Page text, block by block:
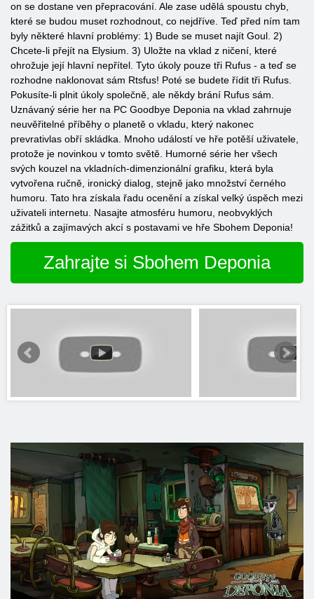
on se dostane ven přepracování. Ale zase udělá spoustu chyb,
které se budou muset rozhodnout, co nejdříve. Teď před ním tam
byly některé hlavní problémy: 1) Bude se muset najít Goul. 2)
Chcete-li přejít na Elysium. 3) Uložte na vklad z ničení, které
ohrožuje její hlavní nepřítel. Tyto úkoly pouze tři Rufus - a teď se
rozhodne naklonovat sám Rtsfus! Poté se budete řídit tři Rufus.
Pokusíte-li plnit úkoly společně, ale někdy brání Rufus sám.
Uznávaný série her na PC Goodbye Deponia na vklad zahrnuje
neuvěřitelné příběhy o planetě o vkladu, který nakonec
prevrativlas obří skládka. Mnoho událostí ve hře potěší uživatele,
protože je novinkou v tomto světě. Humorné série her všech
svých kouzel na vkladních-dimenzionální grafiku, která byla
vytvořena ručně, ironický dialog, stejně jako množství černého
humoru. Tato hra získala řadu ocenění a získal velký úspěch mezi
uživateli internetu. Nasajte atmosféru humoru, neobvyklých
zážitků a zajímavých akcí s postavami ve hře Sbohem Deponia!
Zahrajte si Sbohem Deponia